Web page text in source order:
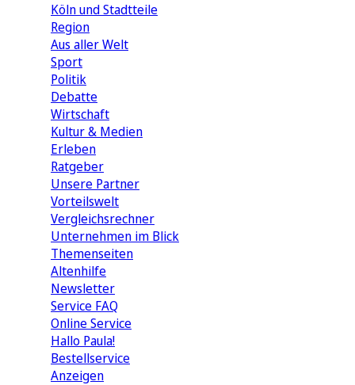
Köln und Stadtteile
Region
Aus aller Welt
Sport
Politik
Debatte
Wirtschaft
Kultur & Medien
Erleben
Ratgeber
Unsere Partner
Vorteilswelt
Vergleichsrechner
Unternehmen im Blick
Themenseiten
Altenhilfe
Newsletter
Service FAQ
Online Service
Hallo Paula!
Bestellservice
Anzeigen